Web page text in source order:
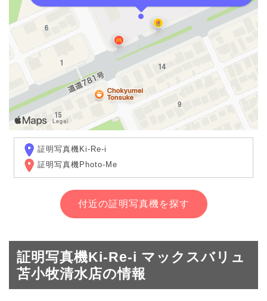
証明写真機Ki-Re-i
証明写真機Photo-Me
付近の証明写真機を探す
証明写真機Ki-Re-i マックスバリュ
苫小牧清水店の情報